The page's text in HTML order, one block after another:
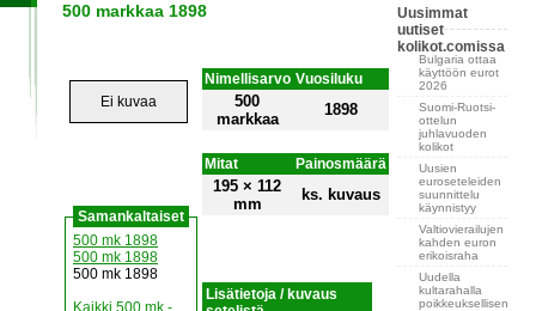
500 markkaa 1898
Ei kuvaa
Samankaltaiset
500 mk 1898
500 mk 1898
500 mk 1898
Nimellisarvo Vuosiluku
500
markkaa
1898
Mitat Painosmäärä
195 × 112
mm
ks. kuvaus
Lisätietoja / kuvaus
Uusimmat
uutiset
kolikot.comissa
Bulgaria ottaa
käyttöön eurot
2026
Suomi-Ruotsi-
ottelun
juhlavuoden
kolikot
Uusien
euroseteleiden
suunnittelu
käynnistyy
Valtiovierailujen
kahden euron
erikoisraha
Uudella
kultarahalla
poikkeuksellisen